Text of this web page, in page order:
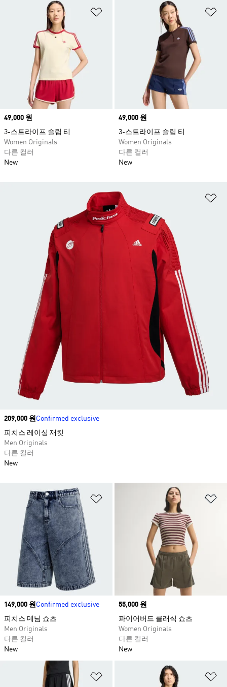
위시리스트 담기
Price
49,000 원
3-스트라이프 슬림 티
Women Originals
다른 컬러
New
Price
49,000 원
3-스트라이프 슬림 티
Women Originals
다른 컬러
New
Price
149,000 원Confirmed exclusive
피치스 데님 쇼츠​
Men Originals
다른 컬러
New
Price
55,000 원
파이어버드 클래식 쇼츠
Women Originals
다른 컬러
New
위시리스트 담기
Price
209,000 원Confirmed exclusive
피치스 레이싱 재킷​
Men Originals
다른 컬러
New